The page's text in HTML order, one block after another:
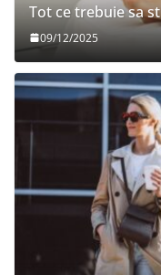
Tot ce trebuie sa
09/12/2025